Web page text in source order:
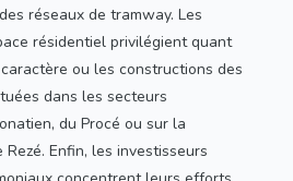
réseaux de tramway. Les
résidentiel privilégient quant
ou les constructions des
dans les secteurs
du Procé ou sur la
Enfin, les investisseurs